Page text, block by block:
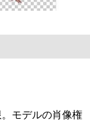
モデルの肖像権